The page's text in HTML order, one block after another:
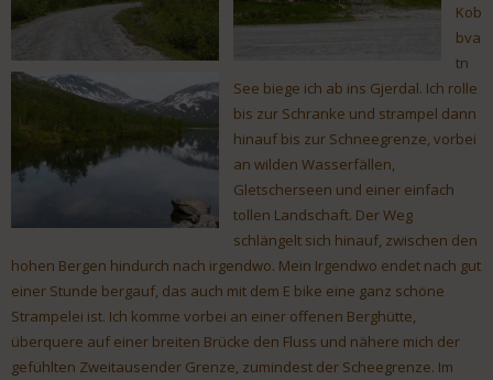
Kob
bva
tn
See biege ich ab ins Gjerdal. Ich rolle
bis zur Schranke und strampel dann
hinauf bis zur Schneegrenze, vorbei
an wilden Wasserfällen,
Gletscherseen und einer einfach
tollen Landschaft. Der Weg
schlängelt sich hinauf, zwischen den
hohen Bergen hindurch nach irgendwo. Mein Irgendwo endet nach gut
einer Stunde bergauf, das auch mit dem E bike eine ganz schöne
Strampelei ist. Ich komme vorbei an einer offenen Berghütte,
überquere auf einer breiten Brücke den Fluss und nähere mich der
gefühlten Zweitausender Grenze, zumindest der Scheegrenze. Im